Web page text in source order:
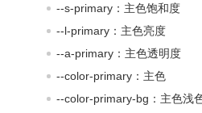
--s-primary：主色饱和度
--l-primary：主色亮度
--a-primary：主色透明度
--color-primary：主色
--color-primary-bg：主色浅